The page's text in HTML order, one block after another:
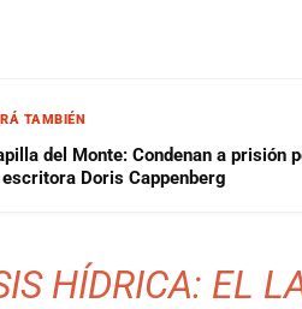
TAMBIÉN
del Monte: Condenan a prisión
escritora Doris Cappenberg
HÍDRICA: EL